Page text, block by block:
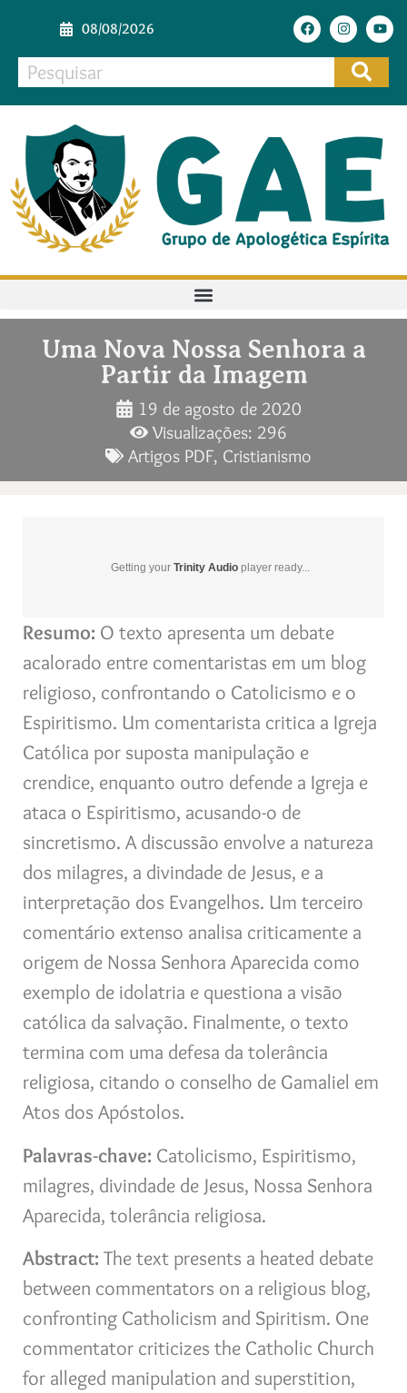
08/08/2026
Uma Nova Nossa Senhora a
Partir da Imagem
19 de agosto de 2020
Visualizações: 296
Artigos PDF, Cristianismo
Getting your Trinity Audio player ready...
Resumo: O texto apresenta um debate
acalorado entre comentaristas em um blog
religioso, confrontando o Catolicismo e o
Espiritismo. Um comentarista critica a Igreja
Católica por suposta manipulação e
crendice, enquanto outro defende a Igreja e
ataca o Espiritismo, acusando-o de
sincretismo. A discussão envolve a natureza
dos milagres, a divindade de Jesus, e a
interpretação dos Evangelhos. Um terceiro
comentário extenso analisa criticamente a
origem de Nossa Senhora Aparecida como
exemplo de idolatria e questiona a visão
católica da salvação. Finalmente, o texto
termina com uma defesa da tolerância
religiosa, citando o conselho de Gamaliel em
Atos dos Apóstolos.
Palavras-chave: Catolicismo, Espiritismo,
milagres, divindade de Jesus, Nossa Senhora
Aparecida, tolerância religiosa.
Abstract: The text presents a heated debate
between commentators on a religious blog,
confronting Catholicism and Spiritism. One
commentator criticizes the Catholic Church
for alleged manipulation and superstition,